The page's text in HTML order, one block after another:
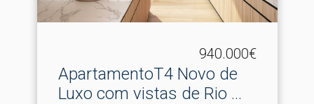
940.000€
ApartamentoT4 Novo de
Luxo com vistas de Rio .​..